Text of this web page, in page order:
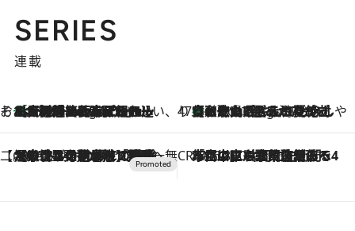
SERIES
連載
そおだよおこの関西おいしい、おやつ紀行7 Hours Ago
［大阪府箕面市］一皿一皿目の前で仕上げられる、料理を巧みに組み込んだアシェットデセールコース「ミチル アシェット デセール（Michiru assiette dessert）」 47都道府県の手みやげ ひんやりスイーツで夏を満喫
7 Hours Ago
【和歌山県】この夏絶対食べたい 冷やしておいしいおやつ3選 みかんがごろっと丸ごと入ったジュレ
【CREA×星野リゾート】唯一無二。癒しと発見が待つ場所へ
2026.8.7
【トンボの足水浴】ヒノキの香りに包まれて涼感マックス！約13℃の湧水かけ流しを避暑地「星野温泉 トンボの湯」で体験 CREA'S CHOICE
2026.8.7
「立川にも歌舞伎があるんだよ」 片岡仁左衛門・市川中車ら豪華座組みで4年目の立川立飛歌舞伎へ